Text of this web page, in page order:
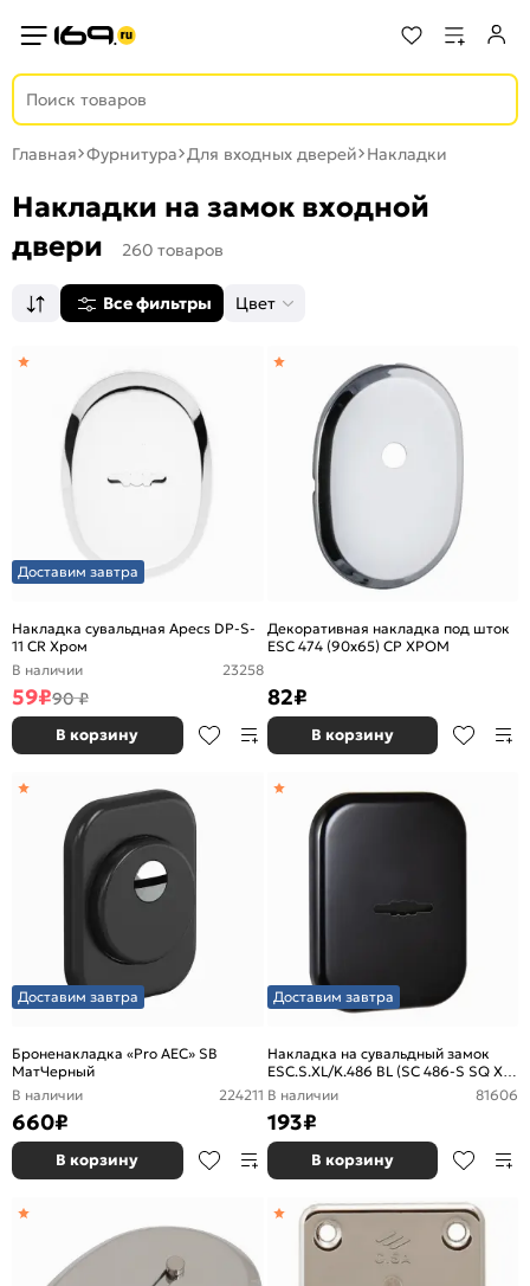
Главная Фурнитура Для входных дверей Накладки
Накладки на замок входной
двери
260 товаров
Все фильтры Цвет
Доставим завтра
Накладка сувальдная Apecs DP-S-
11 CR Хром
В наличии
23258
59₽90 ₽
В корзину
Декоративная накладка под шток
ESC 474 (90х65) СP ХРОМ
82₽
В корзину
Доставим завтра
Броненакладка «Pro AEC» SB
МатЧерный
В наличии
224211
660₽
В корзину
Доставим завтра
Накладка на сувальдный замок
ESC.S.XL/K.486 BL (SC 486-S SQ XL)
со шторкой черный (1шт.)
В наличии 81606
193₽
В корзину